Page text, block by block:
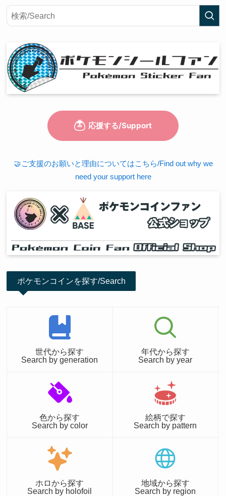
🤝ご支援のお願いと理由についてはこちら/Find out why we
need your support here
ポケモンコインを探す/Search
世代から探す
Search by generation
年代から探す
Search by year
色から探す
Search by color
絵柄で探す
Search by pattern
ホロから探す
Search by holofoil
地域から探す
Search by region